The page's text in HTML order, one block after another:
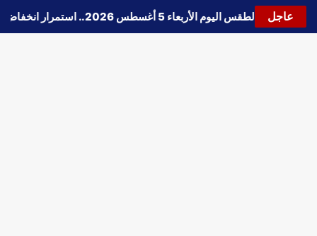
عاجل🔵 حالة الطقس اليوم الأربعاء 5 أغسطس 2026.. استمرار انخفاض الحرارة وتحذيرات من الشبورة واضطراب الملاحة